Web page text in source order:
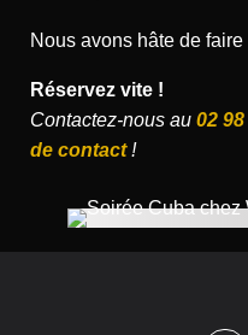
Nous avons hâte de faire
Réservez vite !
Contactez-nous au 02
de contact!